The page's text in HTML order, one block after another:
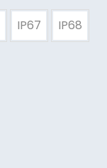
IP67 IP68